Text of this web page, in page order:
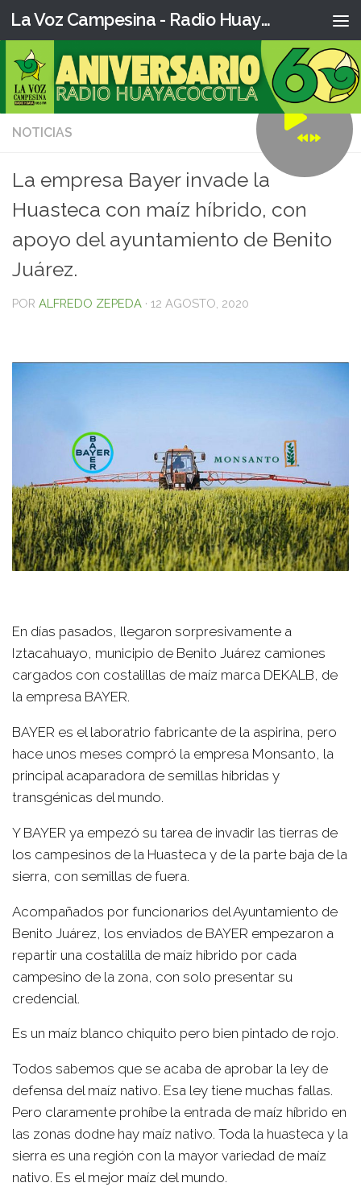
La Voz Campesina - Radio Huaya
NOTICIAS
La empresa Bayer invade la
Huasteca con maíz híbrido, con
apoyo del ayuntamiento de Benito
Juárez.
POR ALFREDO ZEPEDA · 12 AGOSTO, 2020
En días pasados, llegaron sorpresivamente a
Iztacahuayo, municipio de Benito Juárez camiones
cargados con costalillas de maíz marca DEKALB, de
la empresa BAYER.
BAYER es el laboratrio fabricante de la aspirina, pero
hace unos meses compró la empresa Monsanto, la
principal acaparadora de semillas híbridas y
transgénicas del mundo.
Y BAYER ya empezó su tarea de invadir las tierras de
los campesinos de la Huasteca y de la parte baja de la
sierra, con semillas de fuera.
Acompañados por funcionarios del Ayuntamiento de
Benito Juárez, los enviados de BAYER empezaron a
repartir una costalilla de maíz híbrido por cada
campesino de la zona, con solo presentar su
credencial.
Es un maíz blanco chiquito pero bien pintado de rojo.
Todos sabemos que se acaba de aprobar la ley de
defensa del maíz nativo. Esa ley tiene muchas fallas.
Pero claramente prohíbe la entrada de maíz híbrido en
las zonas dodne hay maíz nativo. Toda la huasteca y la
sierra es una región con la mayor variedad de maíz
nativo. Es el mejor maíz del mundo.